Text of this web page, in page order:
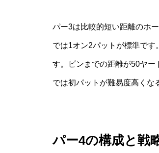
パー3は比較的短い距離のホ
では1オン2パットが標準で
す。ピンまでの距離が50ヤ
では初パットが難易度高くな
パー4の構成と戦